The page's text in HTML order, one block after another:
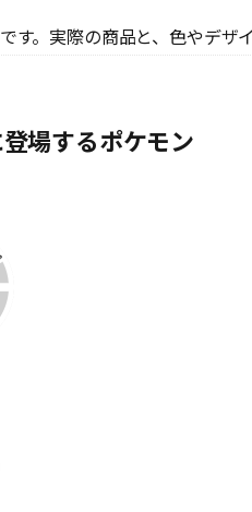
す。実際の商品と、色やデザ
場するポケモン